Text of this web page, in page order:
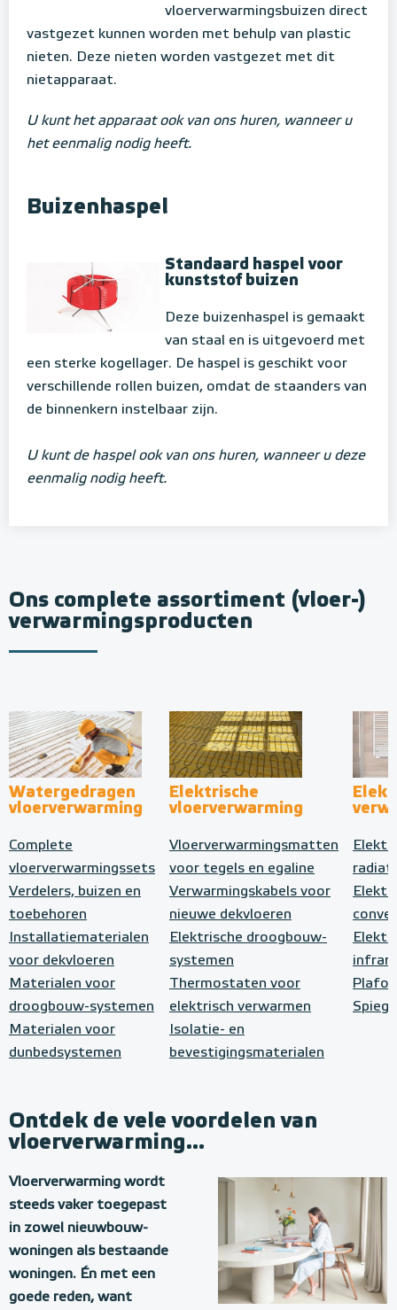
vloerverwarmingsbuizen direct
vastgezet kunnen worden met behulp van plastic
nieten. Deze nieten worden vastgezet met dit
nietapparaat.
U kunt het apparaat ook van ons huren, wanneer u
het eenmalig nodig heeft.
Buizenhaspel
Standaard haspel voor
kunststof buizen
Deze buizenhaspel is gemaakt
van staal en is uitgevoerd met
een sterke kogellager. De haspel is geschikt voor
verschillende rollen buizen, omdat de staanders van
de binnenkern instelbaar zijn.
U kunt de haspel ook van ons huren, wanneer u deze
eenmalig nodig heeft.
Ons complete assortiment (vloer-)
verwarmingsproducten
Watergedragen
vloerverwarming
Elektrische
vloerverwarming
Complete
vloerverwarmingssets
Verdelers, buizen en
toebehoren
Installatiematerialen
voor dekvloeren
Materialen voor
droogbouw-systemen
Materialen voor
dunbedsystemen
Vloerverwarmingsmatten
voor tegels en egaline
Verwarmingskabels voor
nieuwe dekvloeren
Elektrische droogbouw-
systemen
Thermostaten voor
elektrisch verwarmen
Isolatie- en
bevestigingsmaterialen
Ontdek de vele voordelen van
vloerverwarming...
Vloerverwarming wordt
steeds vaker toegepast
in zowel nieuwbouw-
woningen als bestaande
woningen. Én met een
goede reden, want